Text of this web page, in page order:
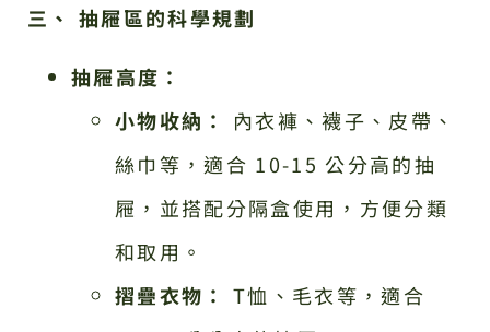
三、 抽屜區的科學規劃
抽屜高度：
小物收納：
內衣褲、襪子、皮帶、
絲巾等，適合 10-15 公分高的抽
屜，並搭配分隔盒使用，方便分類
和取用。
摺疊衣物：
T恤、毛衣等，適合